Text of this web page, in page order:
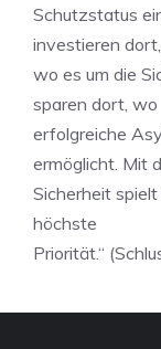
Schutzstatus
investieren dort,
wo es um die
sparen dort, wo
erfolgreiche
ermöglicht. Mit
Sicherheit
höchste
Priorität.“